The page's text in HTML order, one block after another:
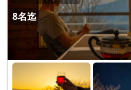
8名迄